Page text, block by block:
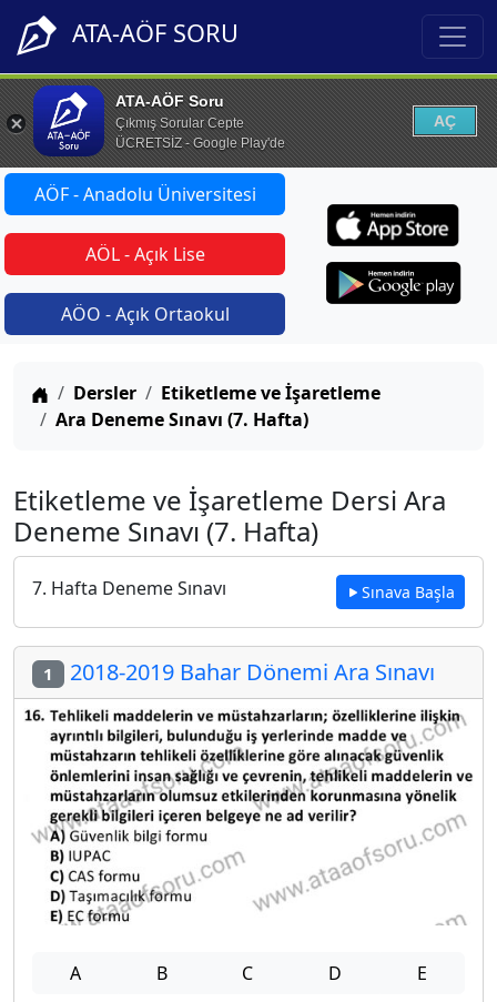
ATA-AÖF SORU
ATA-AÖF Soru
Çıkmış Sorular Cepte
ÜCRETSİZ - Google Play'de
AÇ
AÖF - Anadolu Üniversitesi
AÖL - Açık Lise
AÖO - Açık Ortaokul
Anasayfa
Dersler
Etiketleme ve İşaretleme
Ara Deneme Sınavı (7. Hafta)
Etiketleme ve İşaretleme Dersi Ara
Deneme Sınavı (7. Hafta)
7. Hafta Deneme Sınavı Sınava Başla
1 2018-2019 Bahar Dönemi Ara Sınavı
A B C D E